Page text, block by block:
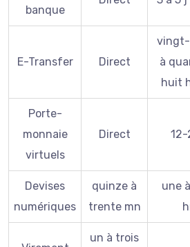
banque
E-Transfer Direct
à
huit
Porte-
monnaie
virtuels
Direct 12-
Devises
numériques
quinze à
trente mn
une
un à trois